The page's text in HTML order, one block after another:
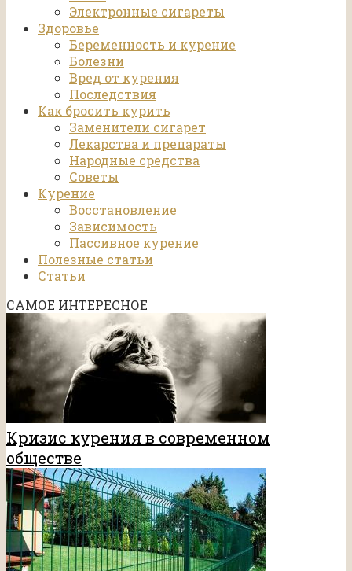
Электронные сигареты
Здоровье
Беременность и курение
Болезни
Вред от курения
Последствия
Как бросить курить
Заменители сигарет
Лекарства и препараты
Народные средства
Советы
Курение
Восстановление
Зависимость
Пассивное курение
Полезные статьи
Статьи
САМОЕ ИНТЕРЕСНОЕ
Кризис курения в современном
обществе